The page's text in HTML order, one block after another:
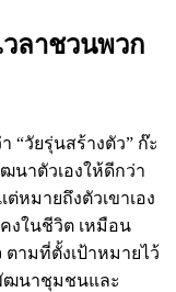
วลาชวนพวก
“วัยรุ่นสร้างตัว” ก๊ะ
นาตัวเองให้ดีกว่า
ต่หมายถึงตัวเขาเอง
งในชีวิต เหมือน
ตามที่ตั้งเป้าหมายไว้
ฒนาชุมชนและ